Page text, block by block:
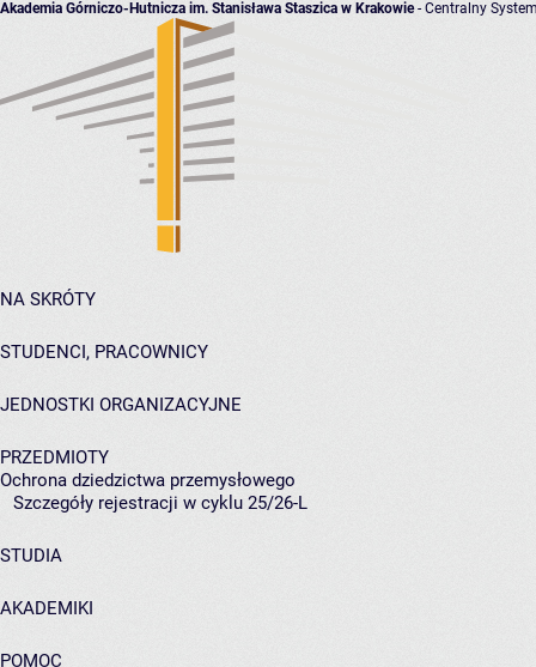
Akademia Górniczo-Hutnicza im. Stanisława Staszica w Krakowie- Centralny
NA SKRÓTY
STUDENCI, PRACOWNICY
JEDNOSTKI ORGANIZACYJNE
PRZEDMIOTY
Ochrona dziedzictwa przemysłowego
Szczegóły rejestracji w cyklu 25/26-L
STUDIA
AKADEMIKI
POMOC